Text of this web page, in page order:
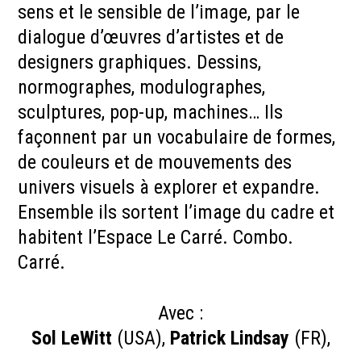
sens et le sensible de l’image, par le
dialogue d’œuvres d’artistes et de
designers graphiques. Dessins,
normographes, modulographes,
sculptures, pop-up, machines… Ils
façonnent par un vocabulaire de formes,
de couleurs et de mouvements des
univers visuels à explorer et expandre.
Ensemble ils sortent l’image du cadre et
habitent l’Espace Le Carré. Combo.
Carré.
Avec :
Sol LeWitt (USA), Patrick Lindsay (FR),